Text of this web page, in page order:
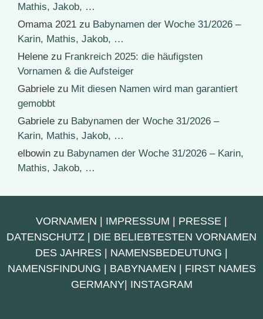
Mathis, Jakob, …
Omama 2021 zu Babynamen der Woche 31/2026 –
Karin, Mathis, Jakob, …
Helene zu Frankreich 2025: die häufigsten
Vornamen & die Aufsteiger
Gabriele zu Mit diesen Namen wird man garantiert
gemobbt
Gabriele zu Babynamen der Woche 31/2026 –
Karin, Mathis, Jakob, …
elbowin zu Babynamen der Woche 31/2026 – Karin,
Mathis, Jakob, …
VORNAMEN | IMPRESSUM | PRESSE |
DATENSCHUTZ | DIE BELIEBTESTEN VORNAMEN
DES JAHRES | NAMENSBEDEUTUNG |
NAMENSFINDUNG | BABYNAMEN | FIRST NAMES
GERMANY| INSTAGRAM